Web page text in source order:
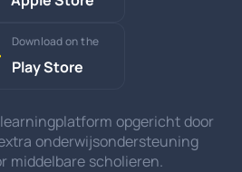
Download on the
Play Store
opgericht door
onderwijsondersteuning
middelbare scholieren.